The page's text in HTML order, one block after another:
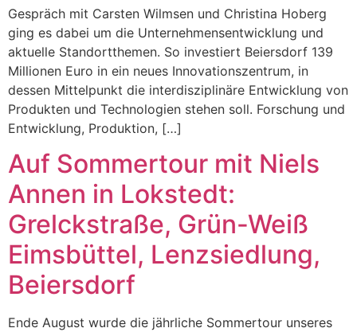
Gespräch mit Carsten Wilmsen und Christina Hoberg
ging es dabei um die Unternehmensentwicklung und
aktuelle Standortthemen. So investiert Beiersdorf 139
Millionen Euro in ein neues Innovationszentrum, in
dessen Mittelpunkt die interdisziplinäre Entwicklung von
Produkten und Technologien stehen soll. Forschung und
Entwicklung, Produktion, […]
Auf Sommertour mit Niels
Annen in Lokstedt:
Grelckstraße, Grün-Weiß
Eimsbüttel, Lenzsiedlung,
Beiersdorf
Ende August wurde die jährliche Sommertour unseres